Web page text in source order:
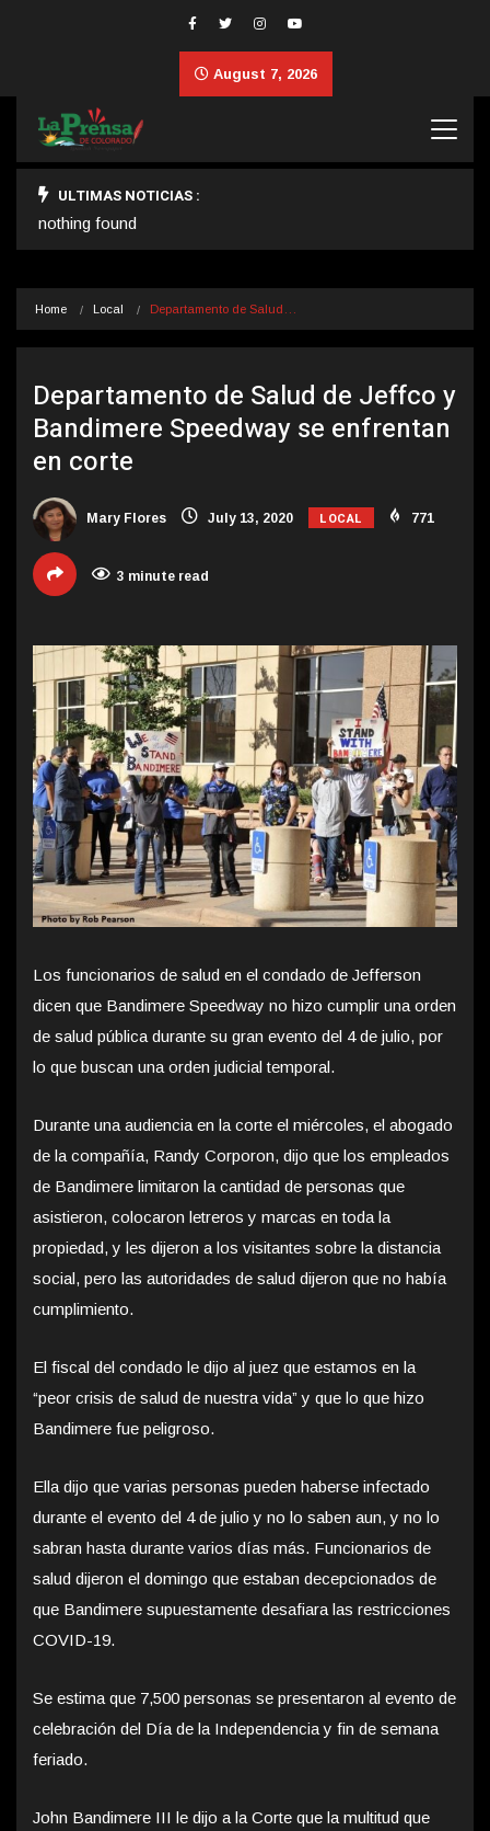
August 7, 2026
ULTIMAS NOTICIAS :
nothing found
Home Local Departamento de Salud…
Departamento de Salud de Jeffco y
Bandimere Speedway se enfrentan
en corte
Mary Flores July 13, 2020 LOCAL 771
3 minute read
Los funcionarios de salud en el condado de Jefferson
dicen que Bandimere Speedway no hizo cumplir una orden
de salud pública durante su gran evento del 4 de julio, por
lo que buscan una orden judicial temporal.
Durante una audiencia en la corte el miércoles, el abogado
de la compañía, Randy Corporon, dijo que los empleados
de Bandimere limitaron la cantidad de personas que
asistieron, colocaron letreros y marcas en toda la
propiedad, y les dijeron a los visitantes sobre la distancia
social, pero las autoridades de salud dijeron que no había
cumplimiento.
El fiscal del condado le dijo al juez que estamos en la
“peor crisis de salud de nuestra vida” y que lo que hizo
Bandimere fue peligroso.
Ella dijo que varias personas pueden haberse infectado
durante el evento del 4 de julio y no lo saben aun, y no lo
sabran hasta durante varios días más. Funcionarios de
salud dijeron el domingo que estaban decepcionados de
que Bandimere supuestamente desafiara las restricciones
COVID-19.
Se estima que 7,500 personas se presentaron al evento de
celebración del Día de la Independencia y fin de semana
feriado.
John Bandimere III le dijo a la Corte que la multitud que